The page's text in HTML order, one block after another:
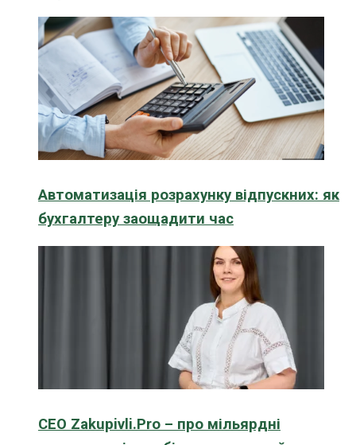
Автоматизація розрахунку відпускних: як
бухгалтеру заощадити час
CEO Zakupivli.Pro – про мільярдні